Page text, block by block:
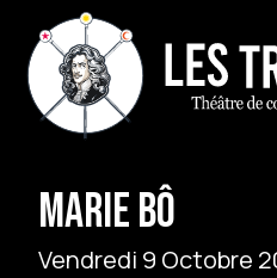
MARIE BÔ
Vendredi 9 Octobre